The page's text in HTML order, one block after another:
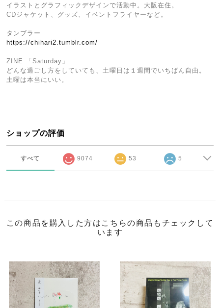
イラストとグラフィックデザインで活動中。大阪在住。
CDジャケット、グッズ、イベントフライヤーなど。
タンブラー
https://chihari2.tumblr.com/
ZINE 「Saturday」
どんな過ごし方をしていても、土曜日は１週間でいちばん自由。
土曜は本当にいい。
ショップの評価
すべて 9074 53 5
この商品を購入した方はこちらの商品もチェックして
います